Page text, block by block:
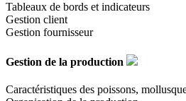
Tableaux de bords et indicateurs
Gestion client
Gestion fournisseur
Gestion de la production
Caractéristiques des poissons,